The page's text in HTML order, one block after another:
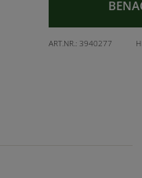
ART.NR.: 3940277